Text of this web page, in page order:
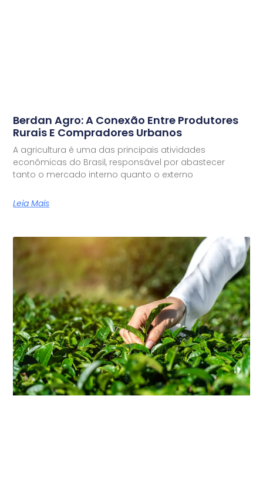
Berdan Agro: A Conexão Entre Produtores
Rurais E Compradores Urbanos
A agricultura é uma das principais atividades
econômicas do Brasil, responsável por abastecer
tanto o mercado interno quanto o externo
Leia Mais